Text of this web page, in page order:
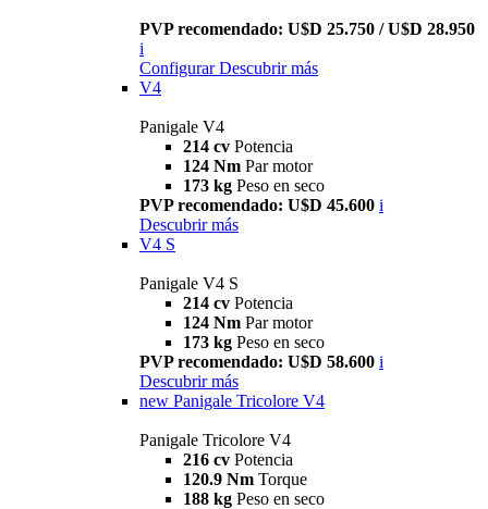
PVP recomendado: U$D 25.750 / U$D 28.950
i
Configurar Descubrir más
V4
Panigale V4
214 cv Potencia
124 Nm Par motor
173 kg Peso en seco
PVP recomendado: U$D 45.600 i
Descubrir más
V4 S
Panigale V4 S
214 cv Potencia
124 Nm Par motor
173 kg Peso en seco
PVP recomendado: U$D 58.600 i
Descubrir más
new Panigale Tricolore V4
Panigale Tricolore V4
216 cv Potencia
120.9 Nm Torque
188 kg Peso en seco